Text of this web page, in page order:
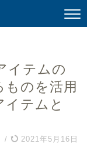
イテムの
ものを活用
イテムと
/ 2021年5月16日